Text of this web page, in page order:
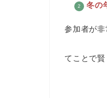
冬の
参加者が
てことで